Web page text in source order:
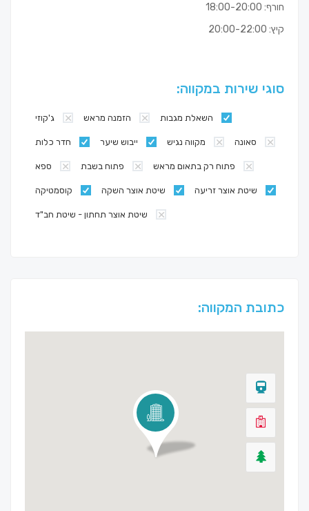
חורף: 18:00-20:00
קיץ: 20:00-22:00
סוגי שירות במקווה:
ג'קוזי הזמנה מראש השאלת מגבות
חדר כלות ייבוש שיער מקווה נגיש סאונה
ספא פתוח בשבת פתוח רק בתאום מראש
קוסמטיקה שיטת אוצר השקה שיטת אוצר זריעה
שיטת אוצר תחתון - שיטת חב"ד
כתובת המקווה: